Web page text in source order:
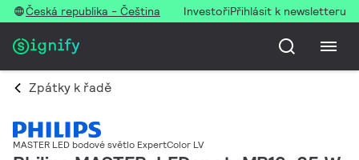
Česká republika - Čeština InvestořiPřihlásit k newsletteru
Zpátky k řadě
MASTER LED bodové světlo ExpertColor LV